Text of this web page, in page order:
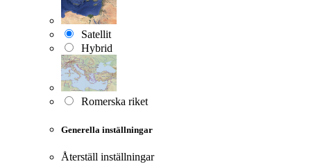
Satellit
Hybrid
Romerska riket
Generella inställningar
Återställ inställningar